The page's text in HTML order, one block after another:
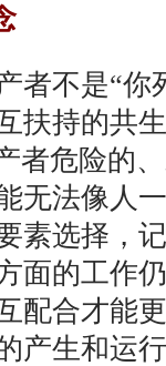
不是“你
扶持的共
者危险的
无法像人
素选择，
面的工作
配合才能
产生和运